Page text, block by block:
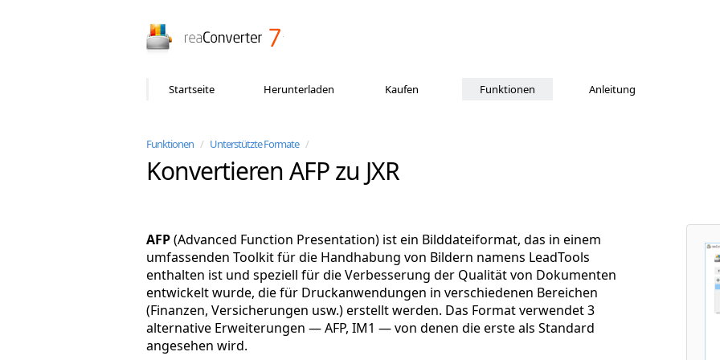
Startseite Herunterladen Kaufen Funktionen Anleitung
Funktionen / Unterstützte Formate /
Konvertieren AFP zu JXR
AFP(Advanced Function Presentation) ist ein Bilddateiformat, das in einem
umfassenden Toolkit für die Handhabung von Bildern namens LeadTools
enthalten ist und speziell für die Verbesserung der Qualität von Dokumenten
entwickelt wurde, die für Druckanwendungen in verschiedenen Bereichen
(Finanzen, Versicherungen usw.) erstellt werden. Das Format verwendet 3
alternative Erweiterungen — AFP, IM1 — von denen die erste als Standard
angesehen wird.